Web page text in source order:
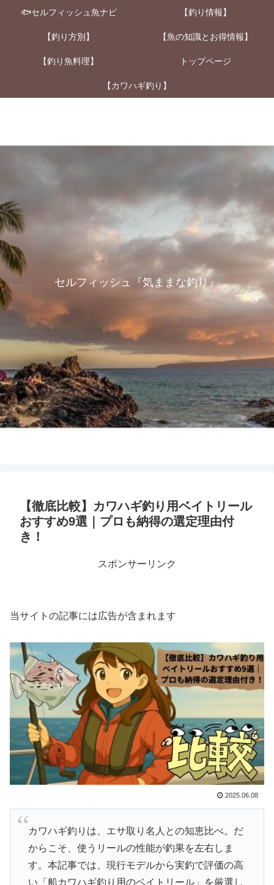
セルフィッシュ『気ままな釣り』
🐟セルフィッシュ魚ナビ 【釣り情報】
【釣り方別】 【魚の知識とお得情報】
【釣り魚料理】 トップページ
【カワハギ釣り】
【徹底比較】カワハギ釣り用ベイトリール
おすすめ9選｜プロも納得の選定理由付
き！
スポンサーリンク
当サイトの記事には広告が含まれます
2025.06.08
カワハギ釣りは、エサ取り名人との知恵比べ。だ
からこそ、使うリールの性能が釣果を左右しま
す。本記事では、現行モデルから実釣で評価の高
い「船カワハギ釣り用のベイトリール」を厳選し